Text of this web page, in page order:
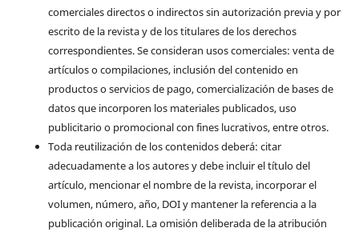
comerciales directos o indirectos sin autorización previa y por
escrito de la revista y de los titulares de los derechos
correspondientes. Se consideran usos comerciales: venta de
artículos o compilaciones, inclusión del contenido en
productos o servicios de pago, comercialización de bases de
datos que incorporen los materiales publicados, uso
publicitario o promocional con fines lucrativos, entre otros.
Toda reutilización de los contenidos deberá: citar
adecuadamente a los autores y debe incluir el título del
artículo, mencionar el nombre de la revista, incorporar el
volumen, número, año, DOI y mantener la referencia a la
publicación original. La omisión deliberada de la atribución